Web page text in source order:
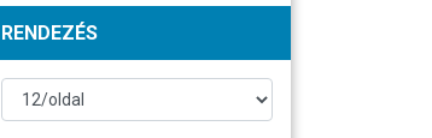
RENDEZÉS